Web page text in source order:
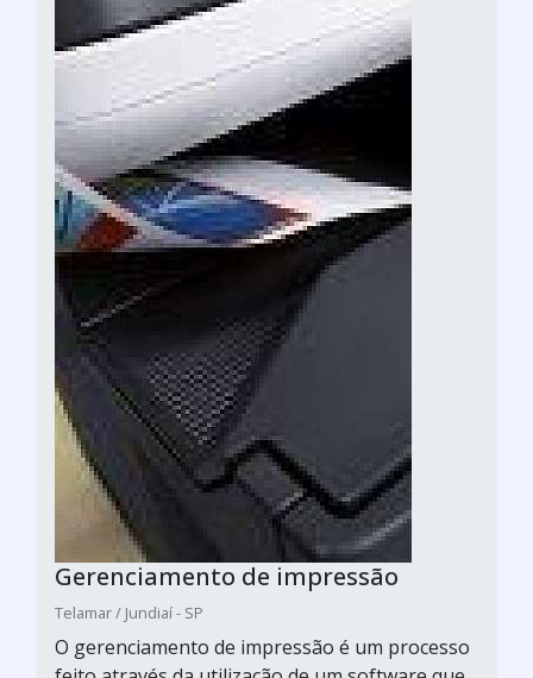
Gerenciamento de impressão
Telamar / Jundiaí - SP
O gerenciamento de impressão é um processo